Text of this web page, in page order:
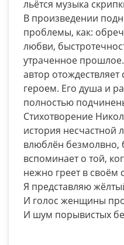
льётся музыка
В произведении
проблемы, как:
любви,
утраченное
автор
героем. Его душа и
полностью
Стихотворение
история несчастной
влюблён безмолвно,
вспоминает о той,
нежно греет в своём
Я представляю
И голос женщины
И шум порывистых